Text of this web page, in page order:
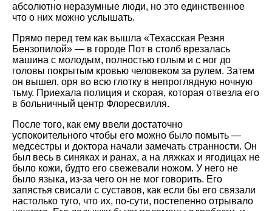
абсолютно неразумные люди, но это единственное
что о них можно услышать.
Прямо перед тем как вышла «Техасская Резня
Бензопилой» — в городе Пот в столб врезалась
машина с молодым, полностью голым и с ног до
головы покрытым кровью человеком за рулем. Затем
он вышел, оря во всю глотку в непроглядную ночную
тьму. Приехала полиция и скорая, которая отвезла его
в больничный центр Флоресвилля.
После того, как ему ввели достаточно
успокоительного чтобы его можно было помыть —
медсестры и доктора начали замечать странности. Он
был весь в синяках и ранах, а на ляжках и ягодицах не
было кожи, будто его свежевали ножом. У него не
было языка, из-за чего он не мог говорить. Его
запястья свисали с суставов, как если бы его связали
настолько туго, что их, по-сути, постепенно отрывало